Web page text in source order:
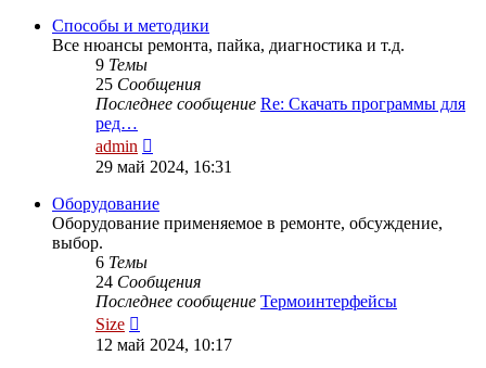
Способы и методики
Все нюансы ремонта, пайка, диагностика и т.д.
9 Темы
25 Сообщения
Последнее сообщение Re: Скачать программы для
ред…
admin
к
сообщению
29 май 2024, 16:31
Оборудование
Оборудование применяемое в ремонте, обсуждение,
выбор.
6 Темы
24 Сообщения
Последнее сообщение Термоинтерфейсы
Size
к
12 май 2024, 10:17